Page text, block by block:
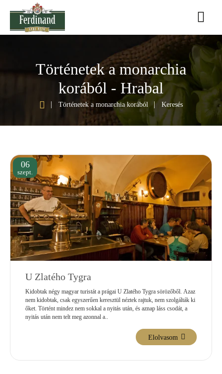
Történetek a monarchia
korából - Hrabal
Történetek a monarchia korából Keresés
06
szept.
U Zlatého Tygra
Kidobtak négy magyar turistát a prágai U Zlatého Tygra sörözőből. Azaz
nem kidobtak, csak egyszerűen keresztül néztek rajtuk, nem szolgálták ki
őket. Történt mindez nem sokkal a nyitás után, és aznap láss csodát, a
nyitás után nem telt meg azonnal a..
Elolvasom